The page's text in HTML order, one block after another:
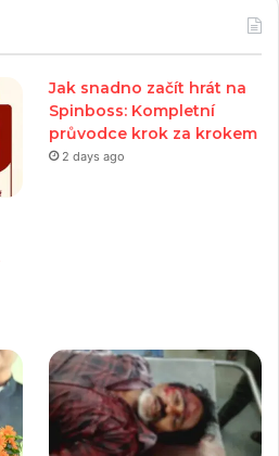
Jak snadno začít hrát na
Spinboss: Kompletní
průvodce krok za krokem
2 days ago